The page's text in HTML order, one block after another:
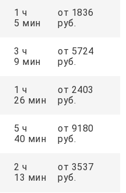
1 ч
5 мин
от 1836
руб.
3 ч
9 мин
от 5724
руб.
1 ч
26 мин
от 2403
руб.
5 ч
40 мин
от 9180
руб.
2 ч
13 мин
от 3537
руб.